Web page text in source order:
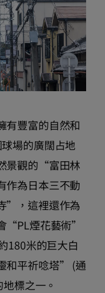
有豐富的自然和
場的廣闊占地
景觀的“富田林
作為日本三不動
”，這裡還作為
“PL煙花藝術”
180米的巨大白
和平祈唸塔” (通
標之一。